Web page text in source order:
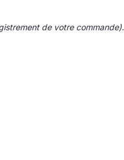
de votre commande).